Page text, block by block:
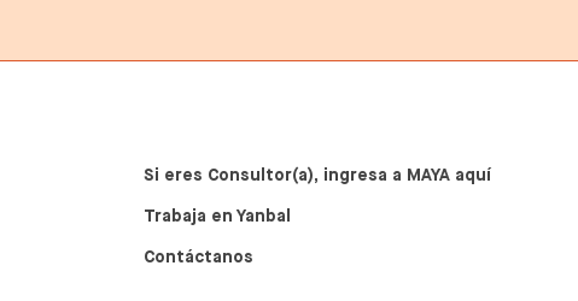
Si eres Consultor(a), ingresa a MAYA aquí
Trabaja en Yanbal
Contáctanos